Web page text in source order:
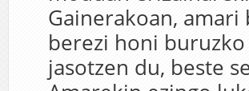
Gainerakoan,
berezi honi
jasotzen du, beste